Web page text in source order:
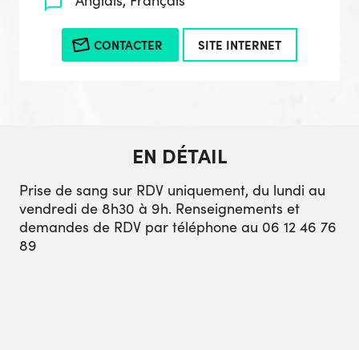
CONTACTER SITE INTERNET
EN DÉTAIL
Prise de sang sur RDV uniquement, du lundi au
vendredi de 8h30 à 9h. Renseignements et
demandes de RDV par téléphone au 06 12 46 76
89